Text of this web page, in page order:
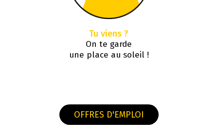
Tu viens ?
On te garde
une place au soleil !
OFFRES D'EMPLOI